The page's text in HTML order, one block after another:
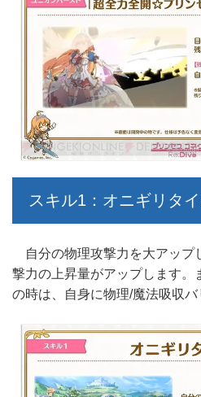
スキル1：オニギリタ
自分の物理攻撃力を大アップ
撃力の上昇量がアップします。
の時は、自身に物理/魔法吸収バ